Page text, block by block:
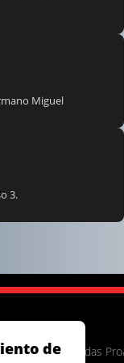
Miguel
3.
y Leonidas
de